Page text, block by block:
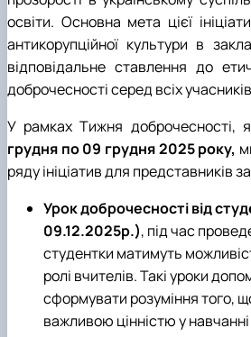
освіти. Основна мета цієї
антикорупційної культури в
відповідальне ставлення до
доброчесності серед всіх
У рамках Тижня доброчесності,
грудня по09 грудня2025 року,
ряду ініціатив для представників
Урок доброчесності від
09.12.2025р.), під час
студентки матимуть
ролі вчителів. Такі уроки
сформувати розуміння того,
важливою цінністю у